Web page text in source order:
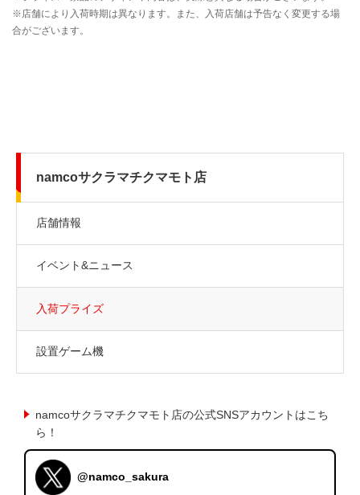
namcoサクラマチクマモト店
店舗情報
イベント&ニュース
入荷プライズ
設置ゲーム機
namcoサクラマチクマモト店の公式SNSアカウントはこち
ら！
@namco_sakura